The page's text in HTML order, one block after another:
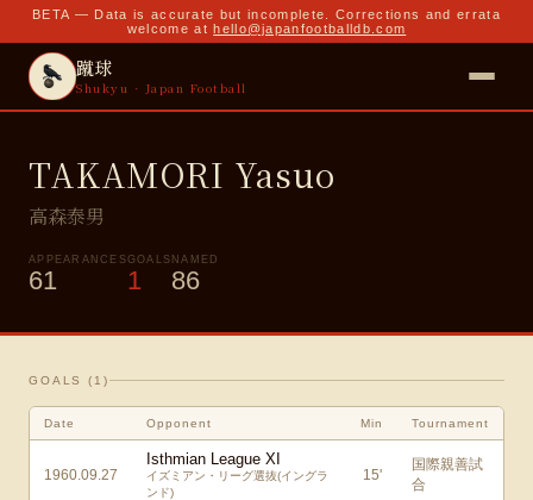
BETA — Data is accurate but incomplete. Corrections and errata
welcome at hello@japanfootballdb.com
蹴球
Shukyu · Japan Football
TAKAMORI Yasuo
高森泰男
APPEARANCES
61
GOALS
1
NAMED
86
GOALS ( 1 )
Date Opponent Min Tournament
1960.09.27
Isthmian League XI
イズミアン・リーグ選抜(イングラ
ンド)
15'
国際親善試
合